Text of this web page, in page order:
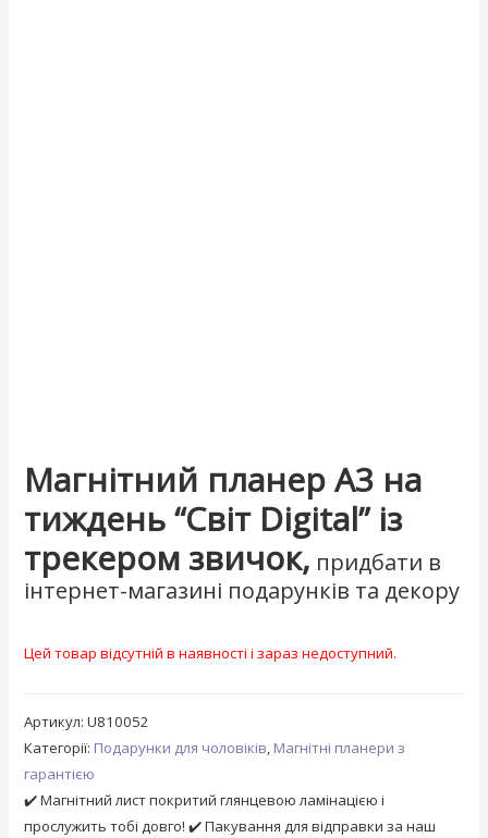
Магнітний планер А3 на
тиждень “Світ Digital” із
трекером звичок, придбати в
інтернет-магазині подарунків та декору
Цей товар відсутній в наявності і зараз недоступний.
Артикул:U810052
Категорії: Подарунки для чоловіків, Магнітні планери з
гарантією
✔️ Магнітний лист покритий глянцевою ламінацією і
прослужить тобі довго! ✔️ Пакування для відправки за наш